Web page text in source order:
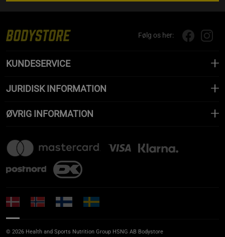
Følg os her:
KUNDESERVICE
JURIDISK INFORMATION
ØVRIG INFORMATION
© 2026 Health and Sports Nutrition Group HSNG AB Bodystore